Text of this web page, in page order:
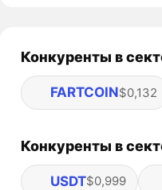
Конкуренты в
FARTCOIN$0,132
Конкуренты в
USDT$0,999